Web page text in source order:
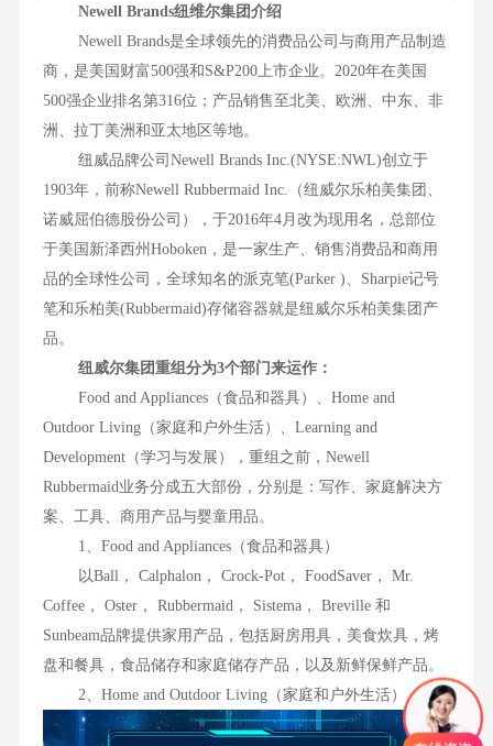
Newell Brands纽维尔集团介绍
Newell Brands是全球领先的消费品公司与商用产品制造
商，是美国财富500强和S&P200上市企业。2020年在美国
500强企业排名第316位；产品销售至北美、欧洲、中东、非
洲、拉丁美洲和亚太地区等地。
纽威品牌公司Newell Brands Inc.(NYSE:NWL)创立于
1903年，前称Newell Rubbermaid Inc.（纽威尔乐柏美集团、
诺威屈伯德股份公司），于2016年4月改为现用名，总部位
于美国新泽西州Hoboken，是一家生产、销售消费品和商用
品的全球性公司，全球知名的派克笔(Parker )、Sharpie记号
笔和乐柏美(Rubbermaid)存储容器就是纽威尔乐柏美集团产
品。
纽威尔集团重组分为3个部门来运作：
Food and Appliances（食品和器具）、Home and
Outdoor Living（家庭和户外生活）、Learning and
Development（学习与发展），重组之前，Newell
Rubbermaid业务分成五大部份，分别是：写作、家庭解决方
案、工具、商用产品与婴童用品。
1、Food and Appliances（食品和器具）
以Ball， Calphalon， Crock-Pot， FoodSaver， Mr.
Coffee， Oster， Rubbermaid， Sistema， Breville 和
Sunbeam品牌提供家用产品，包括厨房用具，美食炊具，烤
盘和餐具，食品储存和家庭储存产品，以及新鲜保鲜产品。
2、Home and Outdoor Living（家庭和户外生活）